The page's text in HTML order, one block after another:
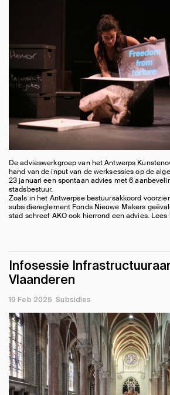
De advieswerkgroep van het Antwerps
hand van de input van de werksessies op de
23 januari een spontaan advies met 6
stadsbestuur.
Zoals in het Antwerpse bestuursakkoord
subsidiereglement Fonds Nieuwe Makers
stad schreef AKO ook hierrond een advies.
Infosessie
Vlaanderen
19 Feb 2025 Subsidies